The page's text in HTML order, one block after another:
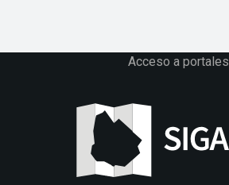
Acceso a portales